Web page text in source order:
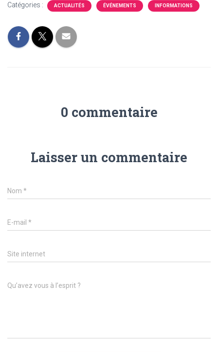
Catégories : ACTUALITÉS ÉVÉNEMENTS INFORMATIONS
0 commentaire
Laisser un commentaire
Nom *
E-mail *
Site internet
Qu’avez vous à l’esprit ?